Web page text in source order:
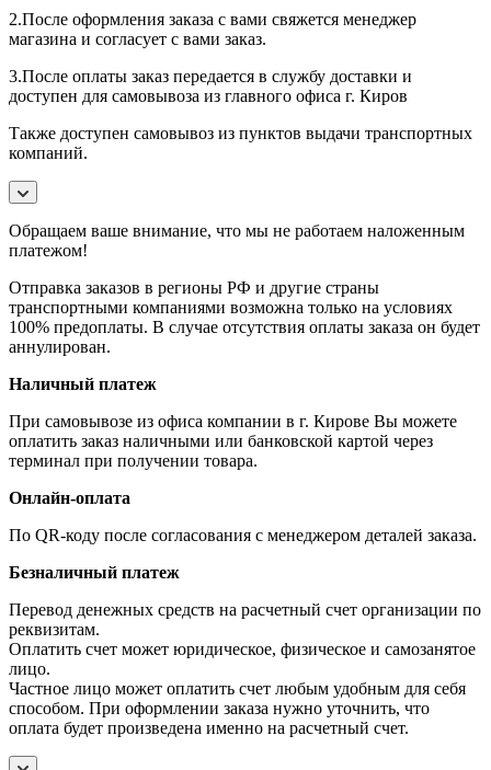
2.После оформления заказа с вами свяжется менеджер
магазина и согласует с вами заказ.
3.После оплаты заказ передается в службу доставки и
доступен для самовывоза из главного офиса г. Киров
Также доступен самовывоз из пунктов выдачи транспортных
компаний.
Обращаем ваше внимание, что мы не работаем наложенным
платежом!
Отправка заказов в регионы РФ и другие страны
транспортными компаниями возможна только на условиях
100% предоплаты. В случае отсутствия оплаты заказа он будет
аннулирован.
Наличный платеж
При самовывозе из офиса компании в г. Кирове Вы можете
оплатить заказ наличными или банковской картой через
терминал при получении товара.
Онлайн-оплата
По QR-коду после согласования с менеджером деталей заказа.
Безналичный платеж
Перевод денежных средств на расчетный счет организации по
реквизитам.
Оплатить счет может юридическое, физическое и самозанятое
лицо.
Частное лицо может оплатить счет любым удобным для себя
способом. При оформлении заказа нужно уточнить, что
оплата будет произведена именно на расчетный счет.